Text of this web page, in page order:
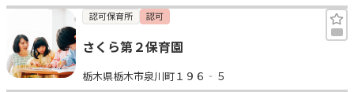
認可保育所 認可
さくら第２保育園
栃木県栃木市泉川町１９６‐５